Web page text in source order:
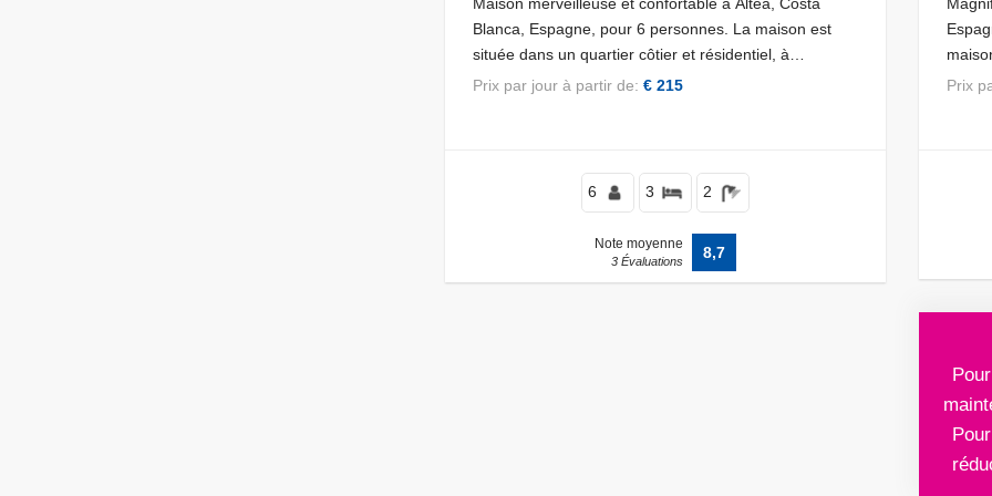
Blanca, Espagne, pour 6 personnes. La maison est
située dans un quartier côtier et résidentiel, à
proximité de restaurants et de bars, de boutiques et
Prix par jour à partir de: € 215
6 3 2
Note moyenne
3 Évaluations 8,7
Prix